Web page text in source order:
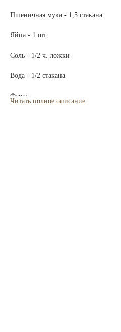
Пшеничная мука - 1,5 стакана
Яйца - 1 шт.
Соль - 1/2 ч. ложки
Вода - 1/2 стакана
Фарш:
Читать полное описание